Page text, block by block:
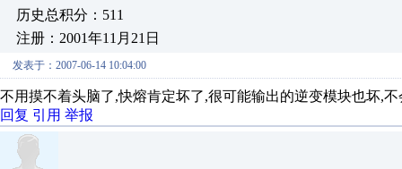
历史总积分：511
注册：2001年11月21日
发表于：2007-06-14 10:04:00
不用摸不着头脑了,快熔肯定坏了,很可能输出的逆变模块也坏,
回复 引用 举报